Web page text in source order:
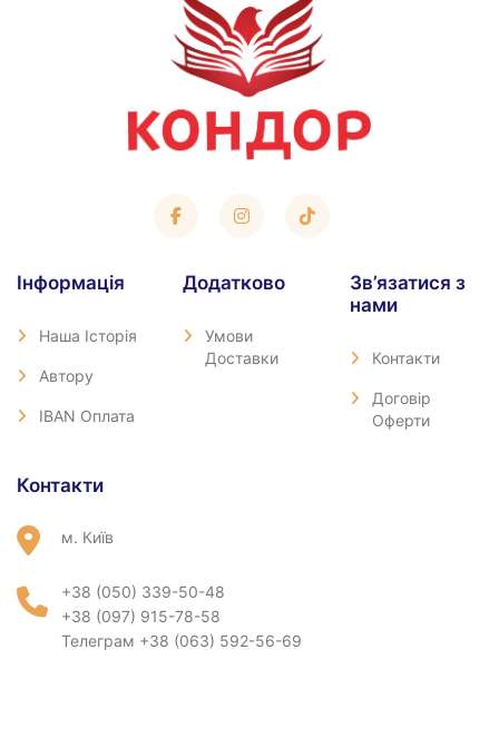
Iнформація
Наша Історія
Автору
IBAN Оплата
Додатково
Умови
Доставки
Зв’язатися з
нами
Контакти
Договір
Оферти
Контакти
м. Київ
+38 (050) 339-50-48
+38 (097) 915-78-58
Телеграм +38 (063) 592-56-69